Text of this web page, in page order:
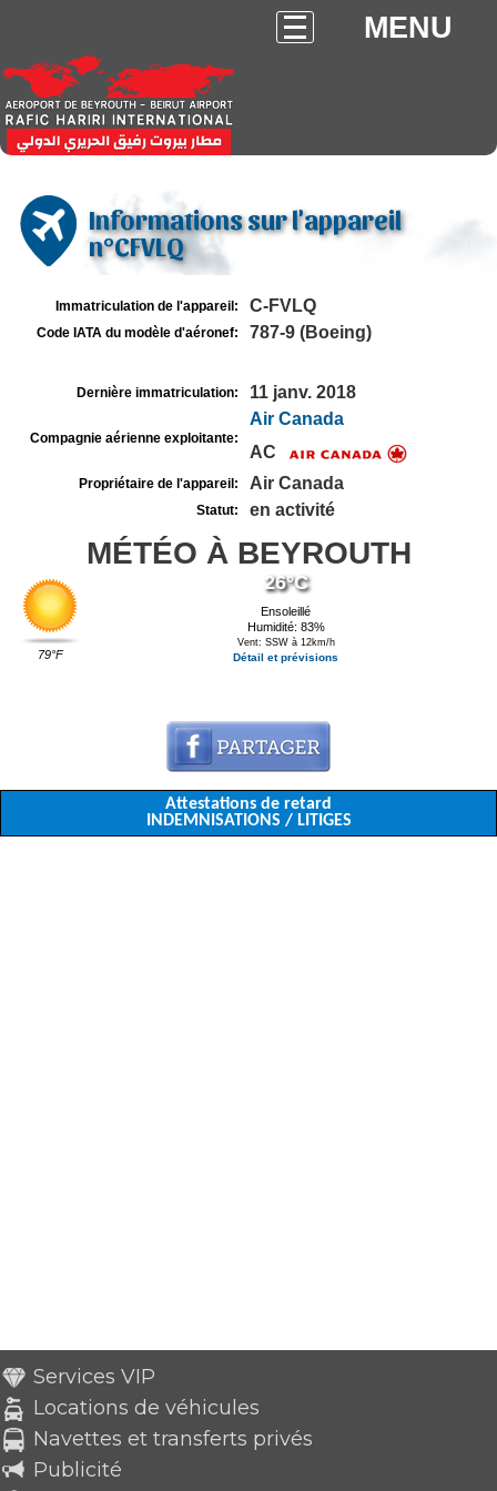
MENU
Informations sur l'appareil
n°CFVLQ
Immatriculation de l'appareil: C-FVLQ
Code IATA du modèle d'aéronef: 787-9 (Boeing)
Dernière immatriculation: 11 janv. 2018
Compagnie aérienne exploitante:
Air Canada
AC
Propriétaire de l'appareil: Air Canada
Statut: en activité
MÉTÉO À BEYROUTH
79°F
26°C
Ensoleillé
Humidité: 83%
Vent: SSW à 12km/h
Détail et prévisions
Attestations de retard
INDEMNISATIONS / LITIGES
Services VIP
Locations de véhicules
Navettes et transferts privés
Publicité